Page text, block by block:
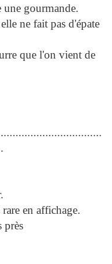
gourmande.
ne fait pas d'épate
que l'on vient de
en affichage.
près